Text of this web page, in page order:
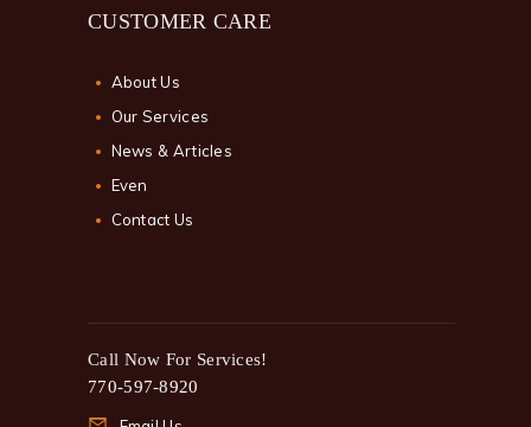
CUSTOMER CARE
About Us
Our Services
News & Articles
Even
Contact Us
Call Now For Services!
770-597-8920